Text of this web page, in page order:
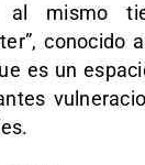
al mismo
conocido
es un